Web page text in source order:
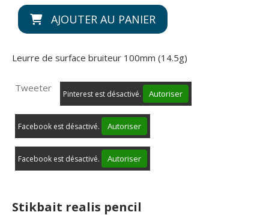
AJOUTER AU PANIER
Leurre de surface bruiteur 100mm (14.5g)
Tweeter
Pinterest est désactivé. Autoriser
Facebook est désactivé. Autoriser
Facebook est désactivé. Autoriser
Stikbait realis pencil